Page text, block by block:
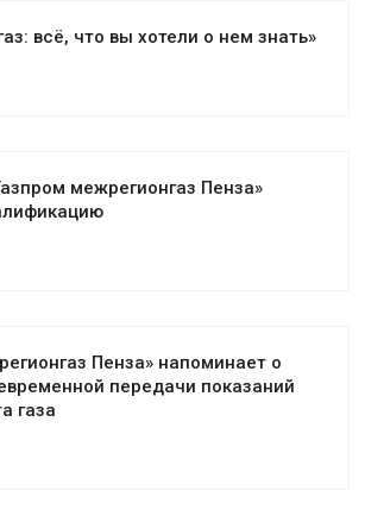
всё, что вы хотели о нем знать»
межрегионгаз Пенза»
Пенза» напоминает о
передачи показаний
газа